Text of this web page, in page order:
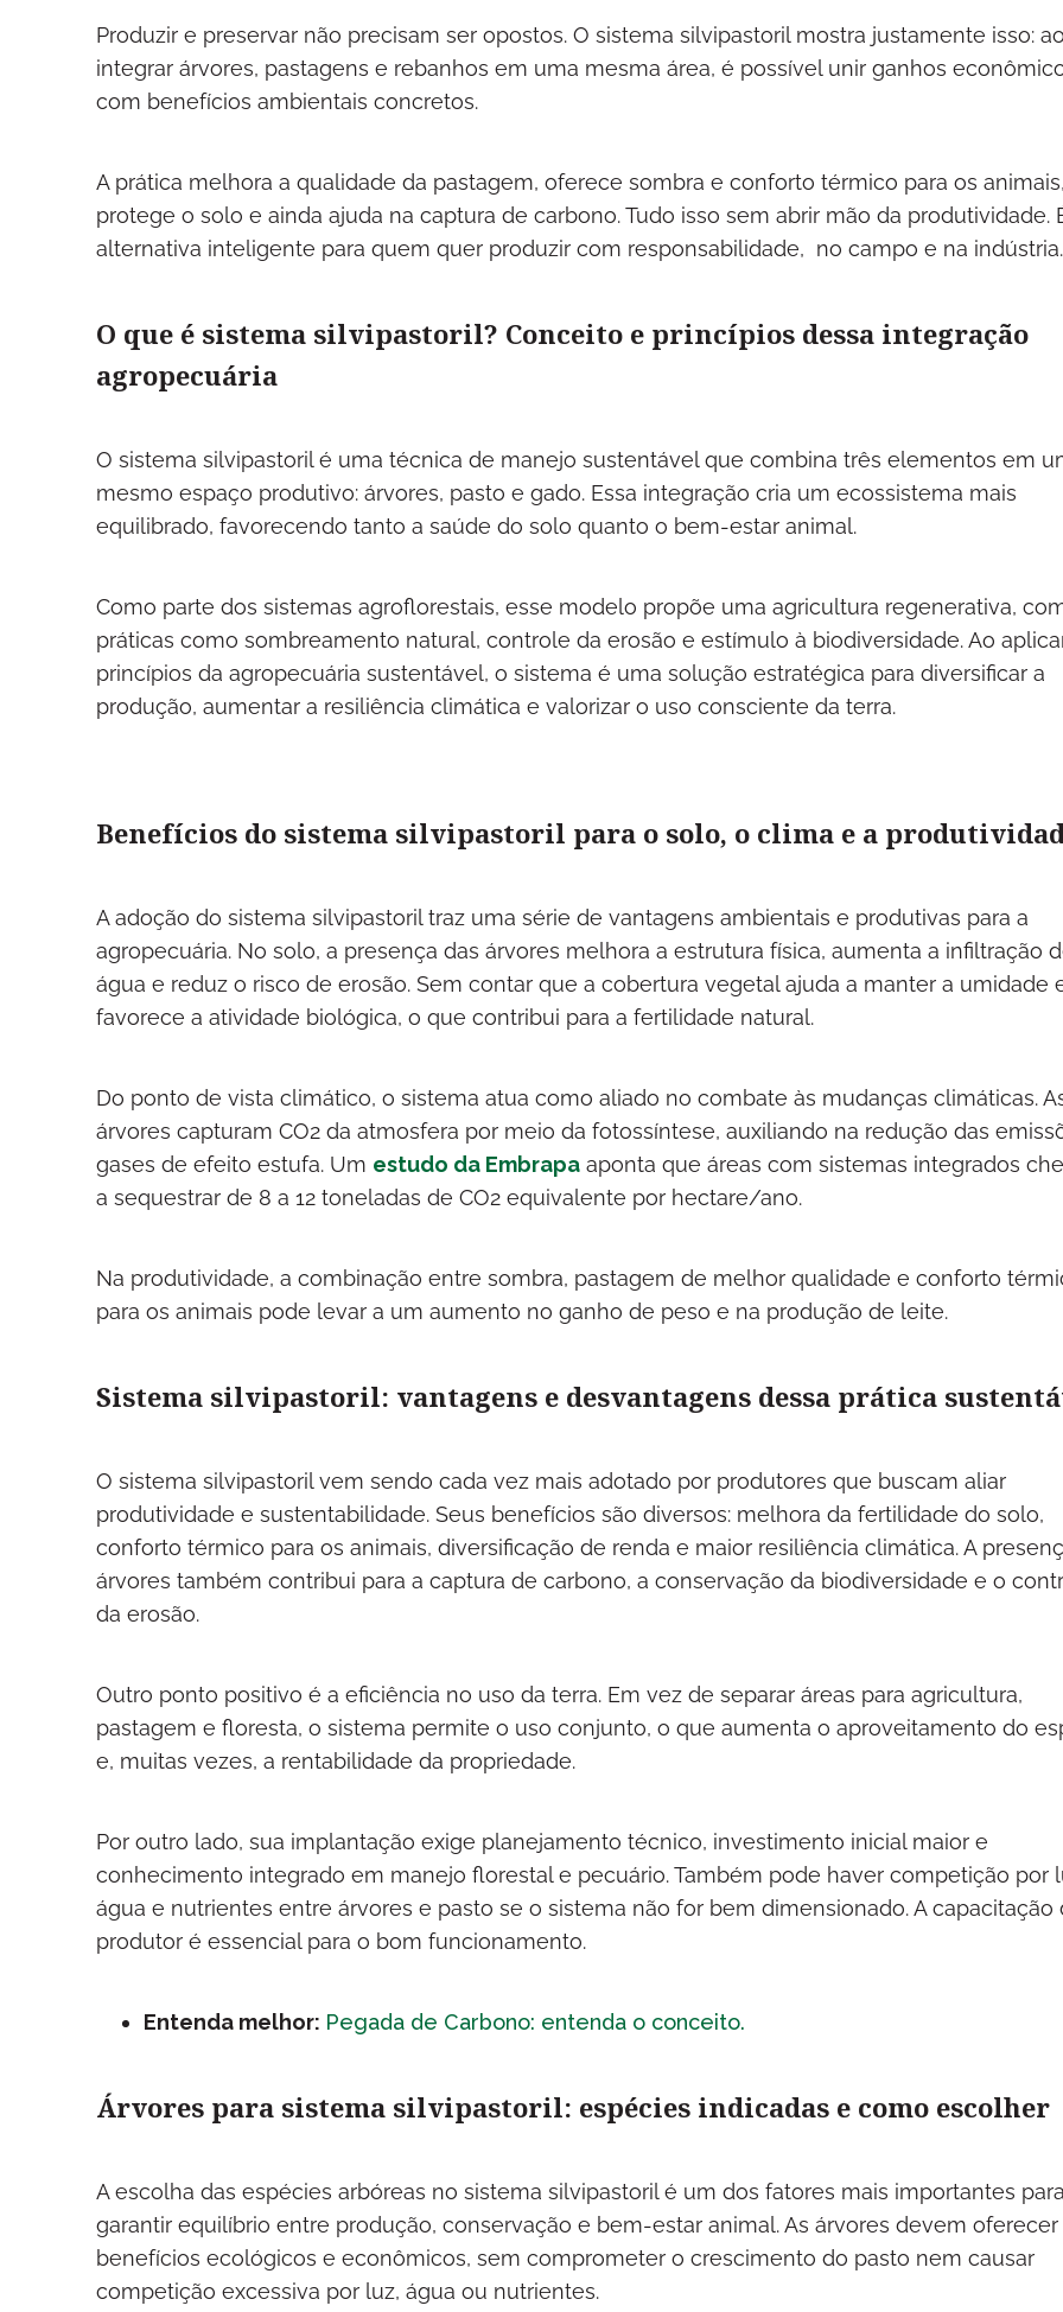
Produzir e preservar não precisam ser opostos. O sistema silvipastoril mostra justamente isso:
integrar árvores, pastagens e rebanhos em uma mesma área, é possível unir ganhos
com benefícios ambientais concretos.
A prática melhora a qualidade da pastagem, oferece sombra e conforto térmico para os
protege o solo e ainda ajuda na captura de carbono. Tudo isso sem abrir mão da produtividade.
alternativa inteligente para quem quer produzir com responsabilidade, no campo e na indústria.
O que é sistema silvipastoril? Conceito e princípios dessa integração
agropecuária
O sistema silvipastoril é uma técnica de manejo sustentável que combina três elementos em
mesmo espaço produtivo: árvores, pasto e gado. Essa integração cria um ecossistema mais
equilibrado, favorecendo tanto a saúde do solo quanto o bem-estar animal.
Como parte dos sistemas agroflorestais, esse modelo propõe uma agricultura regenerativa,
práticas como sombreamento natural, controle da erosão e estímulo à biodiversidade. Ao
princípios da agropecuária sustentável, o sistema é uma solução estratégica para diversificar a
produção, aumentar a resiliência climática e valorizar o uso consciente da terra.
Benefícios do sistema silvipastoril para o solo, o clima e a
A adoção do sistema silvipastoril traz uma série de vantagens ambientais e produtivas para a
agropecuária. No solo, a presença das árvores melhora a estrutura física, aumenta a infiltração
água e reduz o risco de erosão. Sem contar que a cobertura vegetal ajuda a manter a umidade
favorece a atividade biológica, o que contribui para a fertilidade natural.
Do ponto de vista climático, o sistema atua como aliado no combate às mudanças climáticas.
árvores capturam CO2 da atmosfera por meio da fotossíntese, auxiliando na redução das
gases de efeito estufa. Um estudo da Embrapaaponta que áreas com sistemas integrados
a sequestrar de 8 a 12 toneladas de CO2 equivalente por hectare/ano.
Na produtividade, a combinação entre sombra, pastagem de melhor qualidade e conforto
para os animais pode levar a um aumento no ganho de peso e na produção de leite.
Sistema silvipastoril: vantagens e desvantagens dessa prática
O sistema silvipastoril vem sendo cada vez mais adotado por produtores que buscam aliar
produtividade e sustentabilidade. Seus benefícios são diversos: melhora da fertilidade do solo,
conforto térmico para os animais, diversificação de renda e maior resiliência climática. A
árvores também contribui para a captura de carbono, a conservação da biodiversidade e o
da erosão.
Outro ponto positivo é a eficiência no uso da terra. Em vez de separar áreas para agricultura,
pastagem e floresta, o sistema permite o uso conjunto, o que aumenta o aproveitamento do
e, muitas vezes, a rentabilidade da propriedade.
Por outro lado, sua implantação exige planejamento técnico, investimento inicial maior e
conhecimento integrado em manejo florestal e pecuário. Também pode haver competição por
água e nutrientes entre árvores e pasto se o sistema não for bem dimensionado. A capacitação
produtor é essencial para o bom funcionamento.
Entenda melhor: Pegada de Carbono: entenda o conceito.
Árvores para sistema silvipastoril: espécies indicadas e como escolher
A escolha das espécies arbóreas no sistema silvipastoril é um dos fatores mais importantes
garantir equilíbrio entre produção, conservação e bem-estar animal. As árvores devem oferecer
benefícios ecológicos e econômicos, sem comprometer o crescimento do pasto nem causar
competição excessiva por luz, água ou nutrientes.